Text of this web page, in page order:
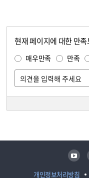
현재 페이지에 대한 만
매우만족 만족
개인정보처리방침
유튜브